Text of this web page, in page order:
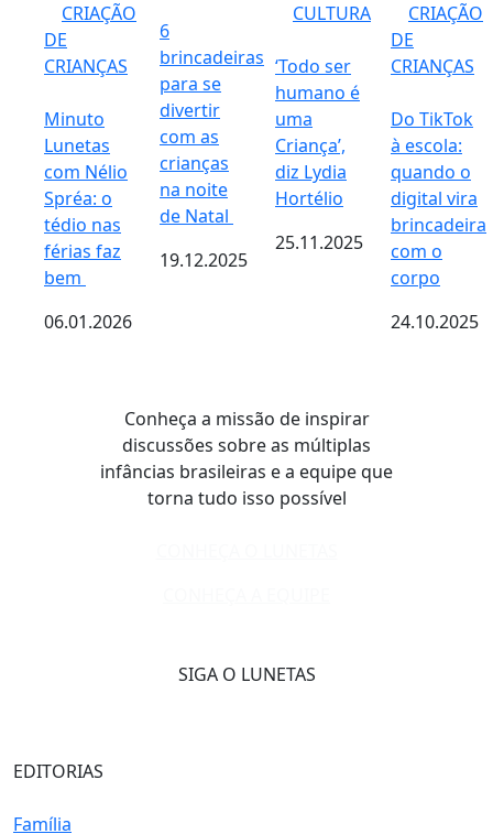
CRIAÇÃO
DE
CRIANÇAS
Minuto
Lunetas
com Nélio
Spréa: o
tédio nas
férias faz
bem
06.01.2026
6
brincadeiras
para se
divertir
com as
crianças
na noite
de Natal
19.12.2025
CULTURA
‘Todo ser
humano é
uma
Criança’,
diz Lydia
Hortélio
25.11.2025
CRIAÇÃO
DE
CRIANÇAS
Do TikTok
à escola:
quando o
digital vira
brincadeira
com o
corpo
24.10.2025
Conheça a missão de inspirar
discussões sobre as múltiplas
infâncias brasileiras e a equipe que
torna tudo isso possível
SIGA O LUNETAS
EDITORIAS
Família